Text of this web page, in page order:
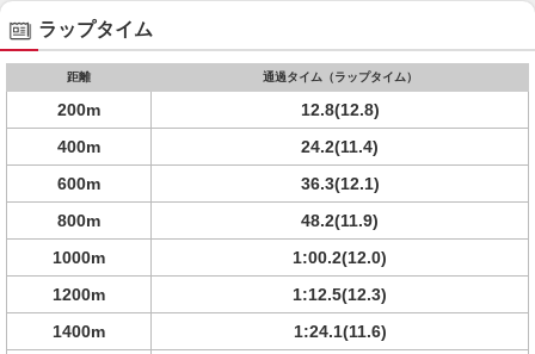
ラップタイム
距離 通過タイム（ラップタイム）
200m
12.8(12.8)
400m
24.2(11.4)
600m
36.3(12.1)
800m
48.2(11.9)
1000m
1:00.2(12.0)
1200m
1:12.5(12.3)
1400m
1:24.1(11.6)